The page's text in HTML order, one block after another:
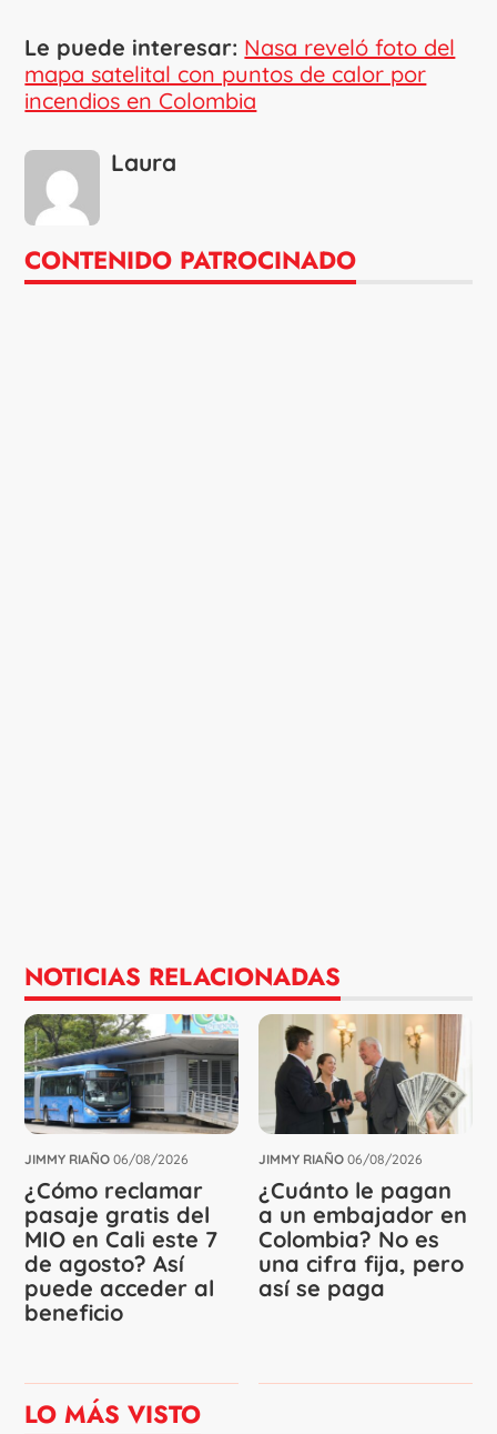
Le puede interesar: Nasa reveló foto del
mapa satelital con puntos de calor por
incendios en Colombia
Laura
CONTENIDO PATROCINADO
NOTICIAS RELACIONADAS
JIMMY RIAÑO 06/08/2026
¿Cómo reclamar
pasaje gratis del
MIO en Cali este 7
de agosto? Así
puede acceder al
beneficio
JIMMY RIAÑO 06/08/2026
¿Cuánto le pagan
a un embajador en
Colombia? No es
una cifra fija, pero
así se paga
LO MÁS VISTO